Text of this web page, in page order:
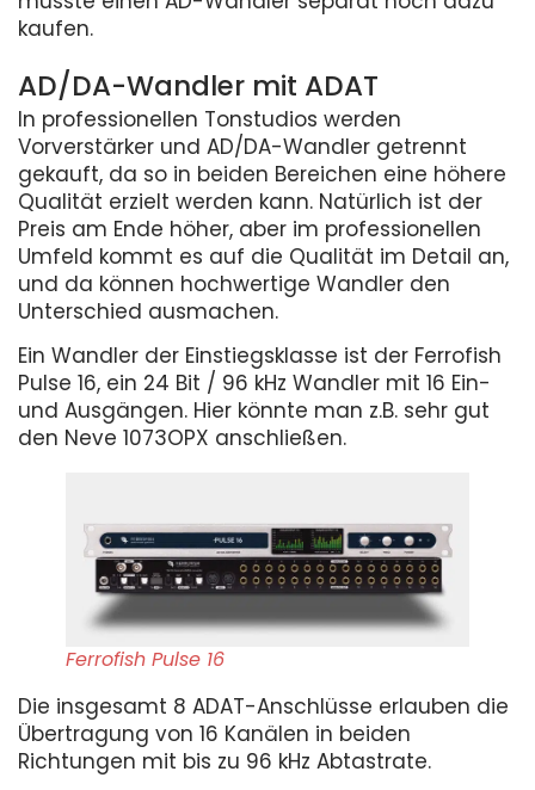
kaufen.
AD/DA-Wandler mit ADAT
In professionellen Tonstudios werden
Vorverstärker und AD/DA-Wandler getrennt
gekauft, da so in beiden Bereichen eine höhere
Qualität erzielt werden kann. Natürlich ist der
Preis am Ende höher, aber im professionellen
Umfeld kommt es auf die Qualität im Detail an,
und da können hochwertige Wandler den
Unterschied ausmachen.
Ein Wandler der Einstiegsklasse ist der Ferrofish
Pulse 16, ein 24 Bit / 96 kHz Wandler mit 16 Ein-
und Ausgängen. Hier könnte man z.B. sehr gut
den Neve 1073OPX anschließen.
Ferrofish Pulse 16
Die insgesamt 8 ADAT-Anschlüsse erlauben die
Übertragung von 16 Kanälen in beiden
Richtungen mit bis zu 96 kHz Abtastrate.